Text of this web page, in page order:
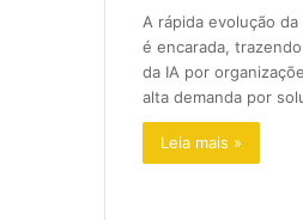
A rápida evolução
é encarada,
da IA por
alta demanda por
Leia mais »